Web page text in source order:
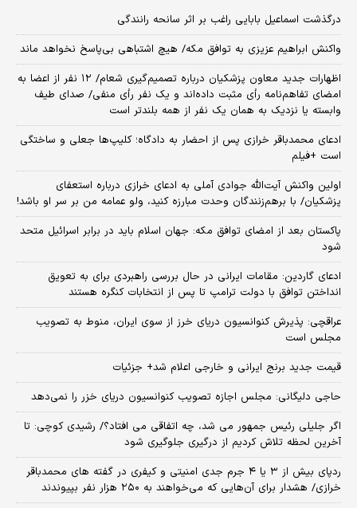
درگذشت اسماعیل بابایی راغب بر اثر سانحه رانندگی
واکنش ابراهیم عزیزی به توافق مکه/ هیچ اشتباهی بی‌پاسخ نخواهد ماند
اظهارات جدید معاون پزشکیان درباره تصمیم‌گیری شعام/ ۱۲ نفر از اعضا به
امضای تفاهم‌نامه رأی مثبت داده‌اند و یک نفر رأی منفی/ صدای طیف
وابسته یا نزدیک به همان یک نفر از همه بلندتر است
ادعای محمدباقر خرازی پس از احضار به دادگاه؛ کلیپ‌ها جعلی و ساختگی
است +فیلم
اولین واکنش آیت‌الله جوادی آملی به ادعای خرازی درباره استعفای
پزشکیان/ با برهم‌زنندگان وحدت مبارزه کنید، ولو عمامه من بر سر او باشد!
پاکستان بعد از امضای توافق مکه: جهان اسلام باید در برابر اسرائیل متحد
شود
ادعای گاردین: مقامات ایرانی در حال بررسی راهبردی برای به تعویق
انداختن توافق با دولت ترامپ تا پس از انتخابات کنگره هستند
عراقچی: پذیرش کنوانسیون دریای خرز از سوی ایران، منوط به تصویب
مجلس است
قیمت جدید برنج ایرانی و خارجی اعلام شد+ جزئیات
حاجی دلیگانی: مجلس اجازه تصویب کنوانسیون دریای خزر را نمی‌دهد
اگر جلیلی رئیس جمهور می شد، چه اتفاقی می افتاد؟/ رشیدی کوچی: تا
آخرین لحظه تلاش کردیم از درگیری جلوگیری شود
ردپای بیش از ۳ یا ۴ جرم جدی امنیتی و کیفری در گفته های محمدباقر
خرازی/ هشدار برای آن‌هایی که می‌خواهند به ۲۵۰ هزار نفر بپیوندند